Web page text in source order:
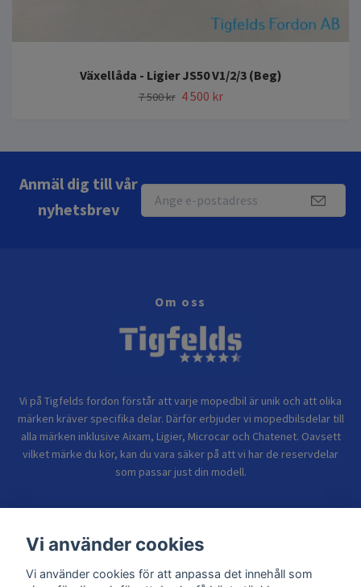
Växellåda - Ligier JS50 V1/2/3 (Beg)
7 500 kr 4 500 kr
Anmäl dig till vår
nyhetsbrev
Om oss
Vi på Tigfelds fordon förstår att varje mopedbil är unik och att olika
märken kräver specifika delar. Därför erbjuder vi mopedbilsdelar till
alla märken inklusive Aixam, Ligier, Microcar och Chatenet. Oavsett
vilket märke du kör, kan du vara säker på att vi har de reservdelar
som passar just din modell.
Sidor
Vi använder cookies
Vi använder cookies för att anpassa det innehåll som